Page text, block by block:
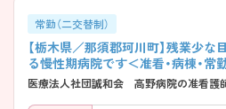
常勤（二交替制）
【栃木県／那須郡珂川町】残業少
る慢性期病院です＜准看・病棟・常
医療法人社団誠和会 高野病院の准看護